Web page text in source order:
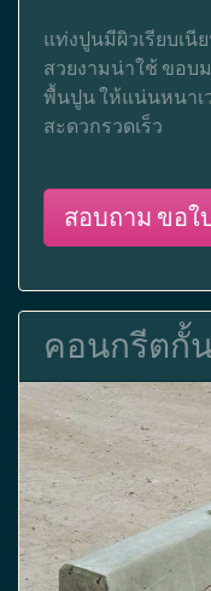
แท่งปูนมีผิวเรียบเ
สวยงามน่าใช้ ขอบ
พื้นปูน ให้แน่นหนาเ
สะดวกรวดเร็ว
สอบถาม ขอใ
คอนกรีตกั้น